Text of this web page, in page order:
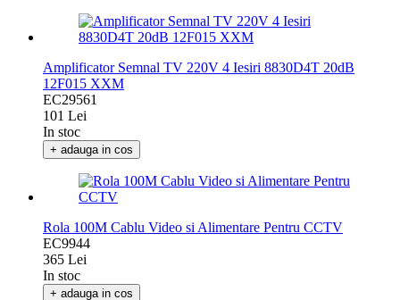
Amplificator Semnal TV 220V 4 Iesiri 8830D4T 20dB
12F015 XXM
EC29561
101 Lei
In stoc
Rola 100M Cablu Video si Alimentare Pentru CCTV
EC9944
365 Lei
In stoc